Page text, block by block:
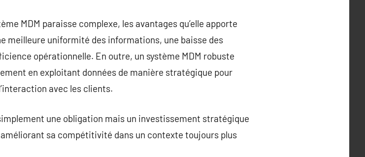
MDM paraisse complexe, les avantages qu’elle apporte
meilleure uniformité des informations, une baisse des
opérationnelle. En outre, un système MDM robuste
en exploitant données de manière stratégique pour
avec les clients.
une obligation mais un investissement stratégique
sa compétitivité dans un contexte toujours plus